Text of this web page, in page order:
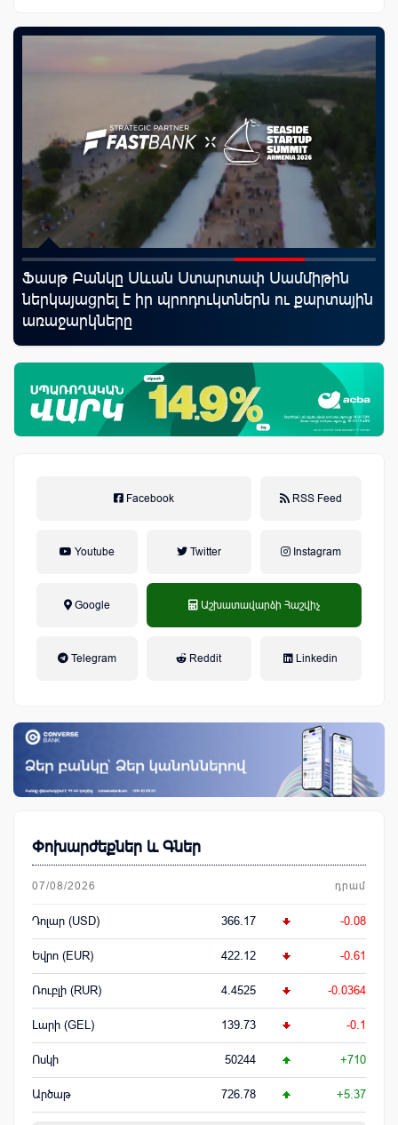
Ֆասթ Բանկը Սևան Ստարտափ Սամմիթին
ներկայացրել է իր պրոդուկտներն ու քարտային
առաջարկները
Facebook RSS Feed
Youtube Twitter Instagram
Google Աշխատավարձի Հաշվիչ
Telegram Reddit Linkedin
Փոխարժեքներ և Գներ
07/08/2026 դրամ
Դոլար (USD) 366.17 -0.08
Եվրո (EUR) 422.12 -0.61
Ռուբլի (RUR) 4.4525 -0.0364
Լարի (GEL) 139.73 -0.1
Ոսկի 50244 +710
Արծաթ 726.78 +5.37